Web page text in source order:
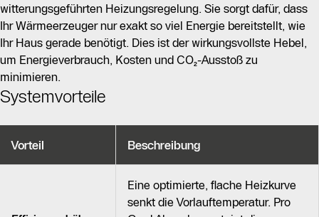
witterungsgeführten Heizungsregelung. Sie sorgt dafür, dass
Ihr Wärmeerzeuger nur exakt so viel Energie bereitstellt, wie
Ihr Haus gerade benötigt. Dies ist der wirkungsvollste Hebel,
um Energieverbrauch, Kosten und CO₂-Ausstoß zu
minimieren.
Systemvorteile
Vorteil Beschreibung
Eine optimierte, flache Heizkurve
senkt die Vorlauftemperatur. Pro